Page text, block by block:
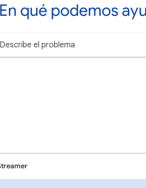
qué podemos